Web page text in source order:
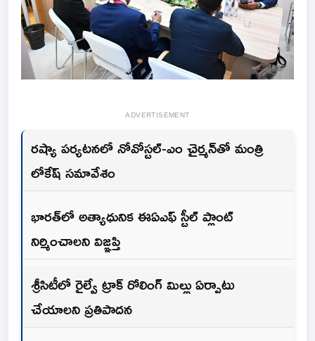
ADVERTISEMENT
రష్యా పర్యటనలో నోవోస్టల్-ఎం చైర్మన్‌తో మంత్రి
లోకేష్ సమావేశం
భారత్‌లో అత్యాధునిక ఈఏఎఫ్ స్టీల్ ప్లాంట్
నిర్మించాలని విజ్ఞప్తి
శ్రీసిటీలో రైల్వే ట్రాక్ రోలింగ్ మిల్లు ఏర్పాటు
చేయాలని ప్రతిపాదన